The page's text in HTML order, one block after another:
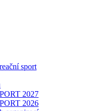
sport
2027
2026